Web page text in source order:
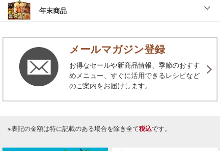
年末商品
メールマガジン登録
お得なセールや新商品情報、季節のおすす
めメニュー、すぐに活用できるレシピなど
のご案内をお届けします。
※表記の金額は特に記載のある場合を除き全て税込です。